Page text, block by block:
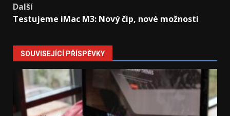
Další
Testujeme iMac M3: Nový čip, nové možnosti
SOUVISEJÍCÍ PŘÍSPĚVKY